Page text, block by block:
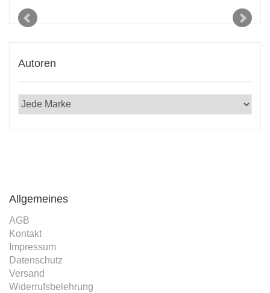
Autoren
Allgemeines
AGB
Kontakt
Impressum
Datenschutz
Versand
Widerrufsbelehrung